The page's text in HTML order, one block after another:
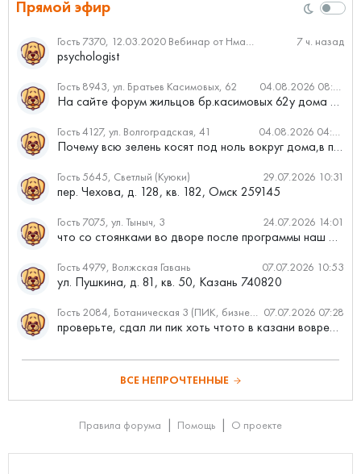
Прямой эфир
Гость 7370, 12.03.2020 Вебинар от Нмаркет.ПРО: «Актуальное об ипотеке: что нужно знать» 7 ч. назад
psychologist
Гость 8943, ул. Братьев Касимовых, 62 04.08.2026 08:34
На сайте форум жильцов бр.касимовых 62у дома растут красивые...
Гость 4127, ул. Волгоградская, 41 04.08.2026 04:46
Почему всю зелень косят под ноль вокруг дома,в полисадниках....
Гость 5645, Светлый (Куюки) 29.07.2026 10:31
пер. Чехова, д. 128, кв. 182, Омск 259145
Гость 7075, ул. Тыныч, 3 24.07.2026 14:01
что со стоянками во дворе после программы наш двор
Гость 4979, Волжская Гавань 07.07.2026 10:53
ул. Пушкина, д. 81, кв. 50, Казань 740820
Гость 2084, Ботаническая 3 (ПИК, бизнес-класс) 07.07.2026 07:28
проверьте, сдал ли пик хоть чтото в казани вовремя?
ВСЕ НЕПРОЧТЕННЫЕ
Правила форума Помощь О проекте